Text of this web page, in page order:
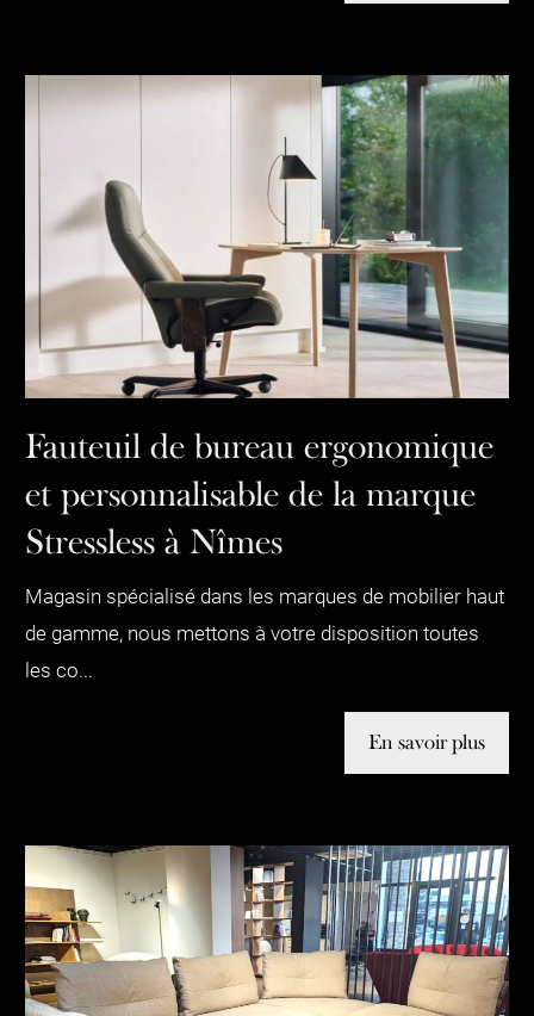
Fauteuil de bureau ergonomique
et personnalisable de la marque
Stressless à Nîmes
Magasin spécialisé dans les marques de mobilier haut
de gamme, nous mettons à votre disposition toutes
les co...
En savoir plus